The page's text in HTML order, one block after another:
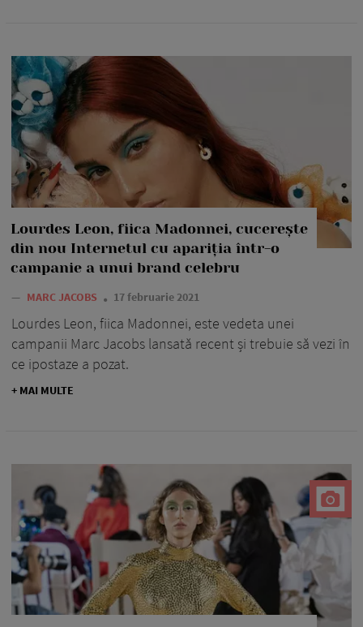
Lourdes Leon, fiica Madonnei, cucerește
din nou Internetul cu apariția într-o
campanie a unui brand celebru
— MARC JACOBS 17 februarie 2021
Lourdes Leon, fiica Madonnei, este vedeta unei
campanii Marc Jacobs lansată recent și trebuie să vezi în
ce ipostaze a pozat.
+ MAI MULTE